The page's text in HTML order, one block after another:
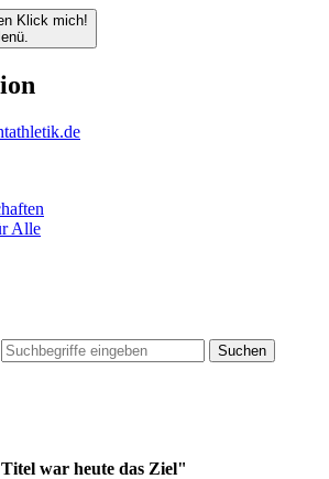
Klick mich!
Alle
Suchen
war heute das Ziel"